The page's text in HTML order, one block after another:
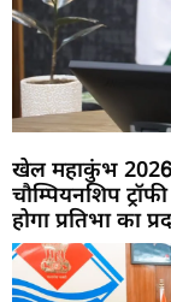
खेल महाकुंभ
चौम्पियनशिप
होगा प्रतिभा का